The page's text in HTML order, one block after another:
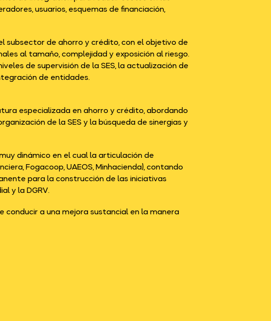
usuarios, esquemas de financiación,
subsector de ahorro y crédito, con el objetivo de
al tamaño, complejidad y exposición al riesgo.
de supervisión de la SES, la actualización de
de entidades.
especializada en ahorro y crédito, abordando
de la SES y la búsqueda de sinergias y
dinámico en el cual la articulación de
Fogacoop, UAEOS, Minhacienda), contando
para la construcción de las iniciativas
y la DGRV.
a una mejora sustancial en la manera